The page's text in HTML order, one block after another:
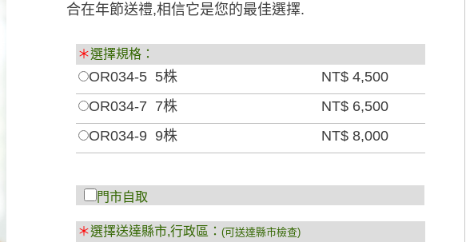
合在年節送禮,相信它是您的最佳選擇.
＊選擇規格：
OR034-5 5株
NT$ 4,500
OR034-7 7株
NT$ 6,500
OR034-9 9株
NT$ 8,000
門市自取
＊選擇送達縣市,行政區： (可送達縣市檢查)